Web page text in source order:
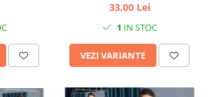
33,00 Lei
1 IN STOC
VEZI VARIANTE